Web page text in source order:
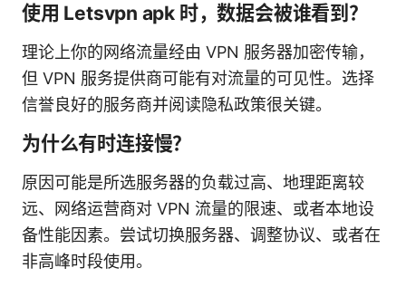
使用 Letsvpn apk 时，数据会被谁看到？
理论上你的网络流量经由 VPN 服务器加密传输，
但 VPN 服务提供商可能有对流量的可见性。选择
信誉良好的服务商并阅读隐私政策很关键。
为什么有时连接慢？
原因可能是所选服务器的负载过高、地理距离较
远、网络运营商对 VPN 流量的限速、或者本地设
备性能因素。尝试切换服务器、调整协议、或者在
非高峰时段使用。